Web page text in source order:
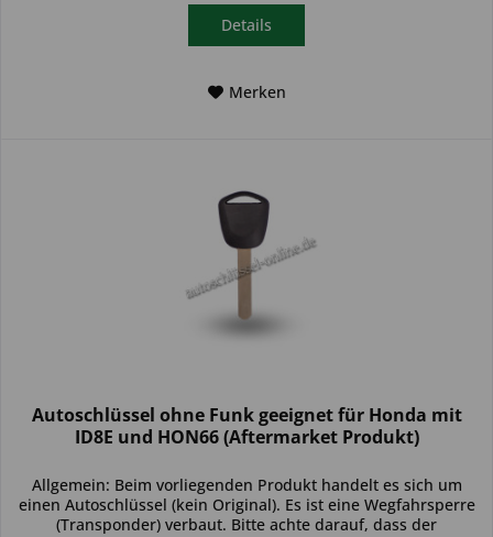
Details
Merken
Autoschlüssel ohne Funk geeignet für Honda mit
ID8E und HON66 (Aftermarket Produkt)
Allgemein: Beim vorliegenden Produkt handelt es sich um
einen Autoschlüssel (kein Original). Es ist eine Wegfahrsperre
(Transponder) verbaut. Bitte achte darauf, dass der